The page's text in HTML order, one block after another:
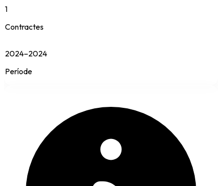
1
Contractes
2024–2024
Període